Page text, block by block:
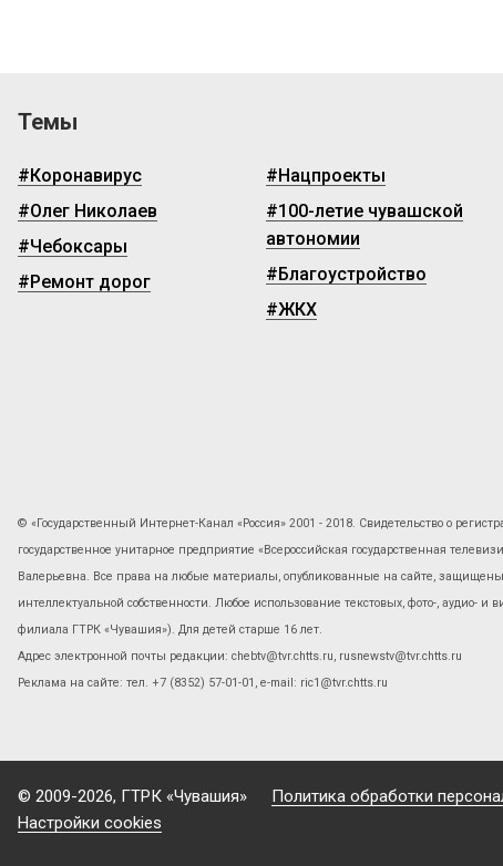
Темы
#Коронавирус
#Олег Николаев
#Чебоксары
#Ремонт дорог
#Нацпроекты
#100-летие чувашской
автономии
#Благоустройство
#ЖКХ
© «Государственный Интернет-Канал «Россия» 2001 - 2018. Свидетельство о
государственное унитарное предприятие «Всероссийская государственная
Валерьевна. Все права на любые материалы, опубликованные на сайте,
интеллектуальной собственности. Любое использование текстовых, фото-, аудио-
филиала ГТРК «Чувашия»). Для детей старше 16 лет.
Адрес электронной почты редакции: chebtv@tvr.chtts.ru, rusnewstv@tvr.chtts.ru
Реклама на сайте: тел. +7 (8352) 57-01-01, е-mail: ric1@tvr.chtts.ru
© 2009-2026, ГТРК «Чувашия»
Политика обработки
Настройки cookies